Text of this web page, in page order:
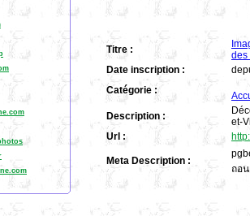
Titre :
des
Date inscription :
Catégorie :
Description :
et-
Url :
Meta Description :
ถอ